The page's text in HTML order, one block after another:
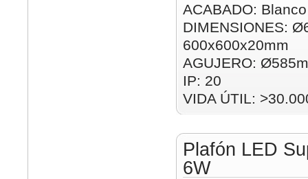
ACABADO: Blanco
DIMENSIONES:
600x600x20mm
AGUJERO:
IP: 20
VIDA ÚTIL:
Plafón LED
6W